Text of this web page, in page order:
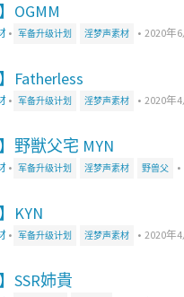
OGMM
• 军备升级计划 淫梦声素材 • 2020年
Fatherless
• 军备升级计划 淫梦声素材 • 2020年
野獣父宅 MYN
• 军备升级计划 淫梦声素材 野兽父 •
KYN
• 军备升级计划 淫梦声素材 • 2020年
SSR姉貴